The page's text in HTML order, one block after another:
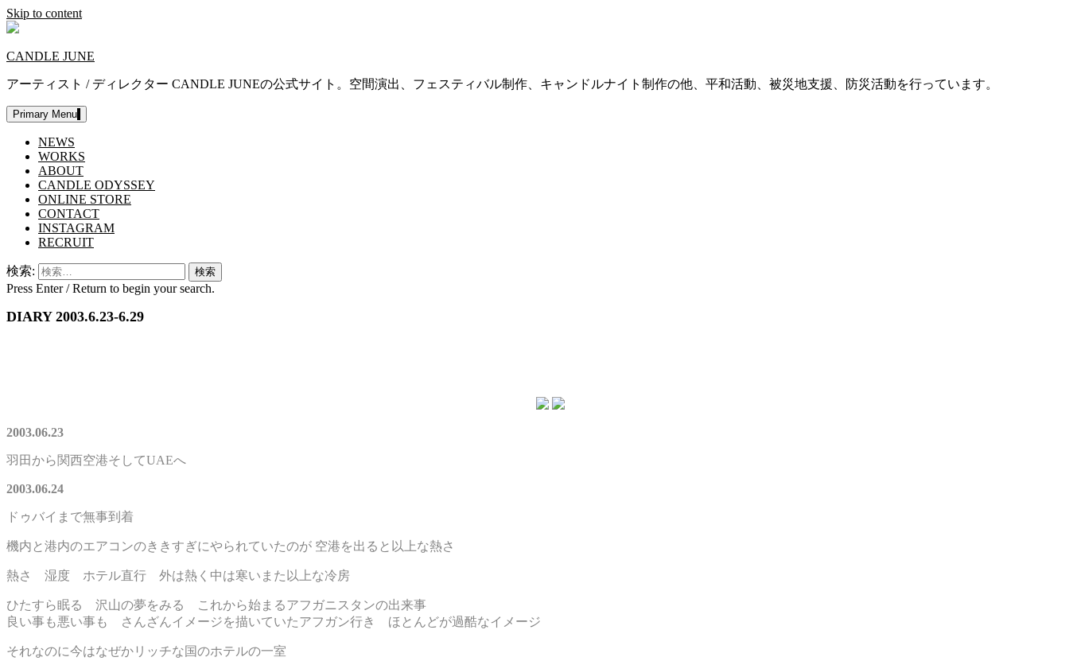
Skip to content
CANDLE JUNE
アーティスト / ディレクター CANDLE JUNEの公式サイト。空間演出、フェスティバル制作、キャンドルナイト制作の他、平和活動、被災地支援、防災活動を行っています。
Primary Menu
NEWS
WORKS
ABOUT
CANDLE ODYSSEY
ONLINE STORE
CONTACT
INSTAGRAM
RECRUIT
検索:
Press Enter / Return to begin your search.
DIARY 2003.6.23-6.29
2003.06.23
羽田から関西空港そしてUAEへ
2003.06.24
ドゥバイまで無事到着
機内と港内のエアコンのききすぎにやられていたのが 空港を出ると以上な熱さ
熱さ 湿度 ホテル直行 外は熱く中は寒いまた以上な冷房
ひたすら眠る 沢山の夢をみる これから始まるアフガニスタンの出来事
良い事も悪い事も さんざんイメージを描いていたアフガン行き ほとんどが過酷なイメージ
それなのに今はなぜかリッチな国のホテルの一室